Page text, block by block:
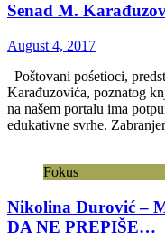
Senad M.
August 4, 2017
Poštovani pośetioci,
Karađuzovića, poznatog
na našem portalu ima
edukativne svrhe.
Fokus
Nikolina Đurović –
DA NE PREPIŠE…